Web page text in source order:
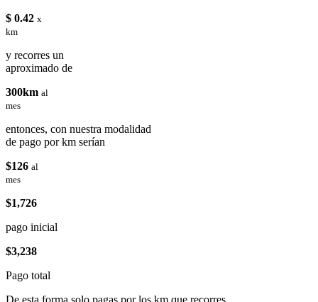
$ 0.42 x
km
y recorres un
aproximado de
300km al
mes
entonces, con nuestra modalidad
de pago por km serían
$126 al
mes
$1,726
pago inicial
$3,238
Pago total
De esta forma solo pagas por los km que recorres.